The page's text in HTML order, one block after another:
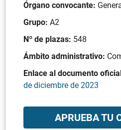
Órgano convocante:
Grupo: A2
Nº de plazas: 548
Ámbito administrativo:
Enlace al documento
de diciembre de 2023
APRUEBA TU